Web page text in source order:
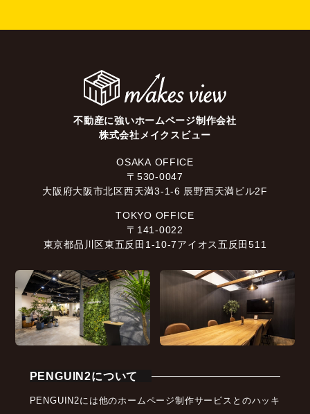
不動産に強いホームページ制作会社
株式会社メイクスビュー
OSAKA OFFICE
〒530-0047
大阪府大阪市北区西天満3-1-6 辰野西天満ビル2F
TOKYO OFFICE
〒141-0022
東京都品川区東五反田1-10-7アイオス五反田511
PENGUIN2について
PENGUIN2には他のホームページ制作サービスとのハッキ